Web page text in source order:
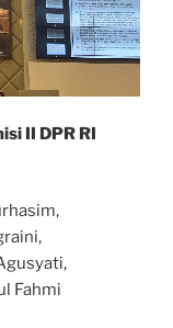
II DPR RI
Fahmi